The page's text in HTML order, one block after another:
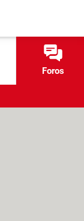
Foros